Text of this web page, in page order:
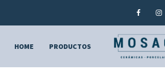
HOME PRODUCTOS